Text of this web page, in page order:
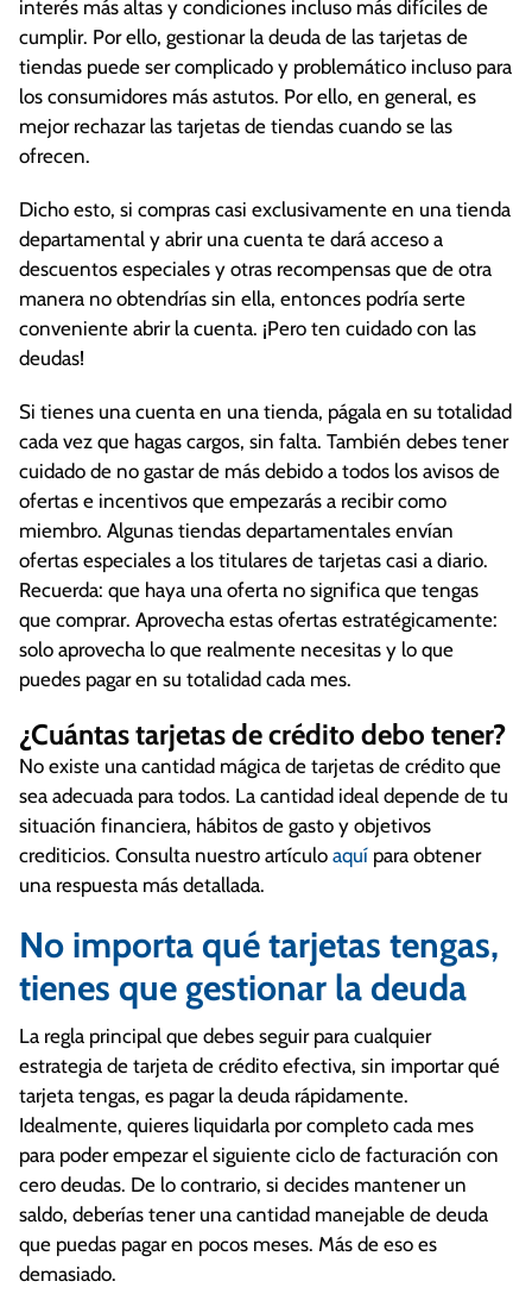
interés más altas y condiciones incluso más difíciles de
cumplir. Por ello, gestionar la deuda de las tarjetas de
tiendas puede ser complicado y problemático incluso para
los consumidores más astutos. Por ello, en general, es
mejor rechazar las tarjetas de tiendas cuando se las
ofrecen.
Dicho esto, si compras casi exclusivamente en una tienda
departamental y abrir una cuenta te dará acceso a
descuentos especiales y otras recompensas que de otra
manera no obtendrías sin ella, entonces podría serte
conveniente abrir la cuenta. ¡Pero ten cuidado con las
deudas!
Si tienes una cuenta en una tienda, págala en su totalidad
cada vez que hagas cargos, sin falta. También debes tener
cuidado de no gastar de más debido a todos los avisos de
ofertas e incentivos que empezarás a recibir como
miembro. Algunas tiendas departamentales envían
ofertas especiales a los titulares de tarjetas casi a diario.
Recuerda: que haya una oferta no significa que tengas
que comprar. Aprovecha estas ofertas estratégicamente:
solo aprovecha lo que realmente necesitas y lo que
puedes pagar en su totalidad cada mes.
¿Cuántas tarjetas de crédito debo tener?
No existe una cantidad mágica de tarjetas de crédito que
sea adecuada para todos. La cantidad ideal depende de tu
situación financiera, hábitos de gasto y objetivos
crediticios. Consulta nuestro artículo aquí para obtener
una respuesta más detallada.
No importa qué tarjetas tengas,
tienes que gestionar la deuda
La regla principal que debes seguir para cualquier
estrategia de tarjeta de crédito efectiva, sin importar qué
tarjeta tengas, es pagar la deuda rápidamente.
Idealmente, quieres liquidarla por completo cada mes
para poder empezar el siguiente ciclo de facturación con
cero deudas. De lo contrario, si decides mantener un
saldo, deberías tener una cantidad manejable de deuda
que puedas pagar en pocos meses. Más de eso es
demasiado.